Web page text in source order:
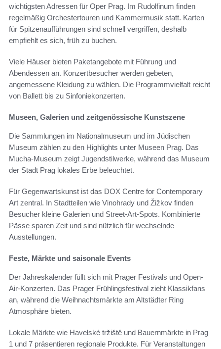
wichtigsten Adressen für Oper Prag. Im Rudolfinum finden
regelmäßig Orchestertouren und Kammermusik statt. Karten
für Spitzenaufführungen sind schnell vergriffen, deshalb
empfiehlt es sich, früh zu buchen.
Viele Häuser bieten Paketangebote mit Führung und
Abendessen an. Konzertbesucher werden gebeten,
angemessene Kleidung zu wählen. Die Programmvielfalt reicht
von Ballett bis zu Sinfoniekonzerten.
Museen, Galerien und zeitgenössische Kunstszene
Die Sammlungen im Nationalmuseum und im Jüdischen
Museum zählen zu den Highlights unter Museen Prag. Das
Mucha-Museum zeigt Jugendstilwerke, während das Museum
der Stadt Prag lokales Erbe beleuchtet.
Für Gegenwartskunst ist das DOX Centre for Contemporary
Art zentral. In Stadtteilen wie Vinohrady und Žižkov finden
Besucher kleine Galerien und Street-Art-Spots. Kombinierte
Pässe sparen Zeit und sind nützlich für wechselnde
Ausstellungen.
Feste, Märkte und saisonale Events
Der Jahreskalender füllt sich mit Prager Festivals und Open-
Air-Konzerten. Das Prager Frühlingsfestival zieht Klassikfans
an, während die Weihnachtsmärkte am Altstädter Ring
Atmosphäre bieten.
Lokale Märkte wie Havelské tržiště und Bauernmärkte in Prag
1 und 7 präsentieren regionale Produkte. Für Veranstaltungen